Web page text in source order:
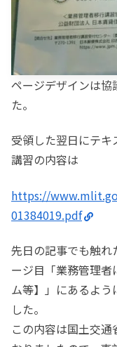
ページデザインは協
た。
受領した翌日にテ
講習の内容は
https://
01384019.pdf
先日の記事でも触
ージ目「業務管理
ム等】」にあるよ
した。
この内容は国土交